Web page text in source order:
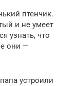
птенчик.
и не умеет
узнать, что
они —
устроили